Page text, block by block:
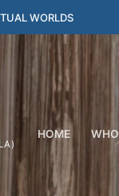
WORLDS
HOME